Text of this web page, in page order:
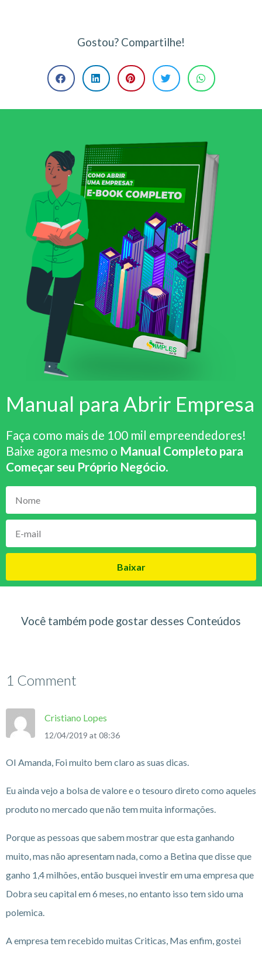
Gostou? Compartilhe!
Manual para Abrir Empresa
Faça como mais de 100 mil empreendedores!
Baixe agora mesmo o Manual Completo para
Começar seu Próprio Negócio.
Baixar
Você também pode gostar desses Conteúdos
1 Comment
Cristiano Lopes
12/04/2019 at 08:36
OI Amanda, Foi muito bem claro as suas dicas.
Eu ainda vejo a bolsa de valore e o tesouro direto como aqueles
produto no mercado que não tem muita informações.
Porque as pessoas que sabem mostrar que esta ganhando
muito, mas não apresentam nada, como a Betina que disse que
ganho 1,4 milhões, então busquei investir em uma empresa que
Dobra seu capital em 6 meses, no entanto isso tem sido uma
polemica.
A empresa tem recebido muitas Criticas, Mas enfim, gostei